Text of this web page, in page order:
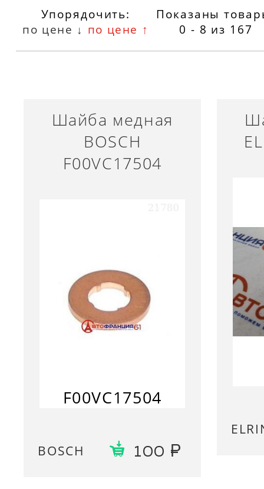
Упорядочить:
по цене ↓ по цене ↑
Показаны
0 - 8 из 167
Шайба медная
BOSCH
F00VC17504
F00VC17504
BOSCH 100